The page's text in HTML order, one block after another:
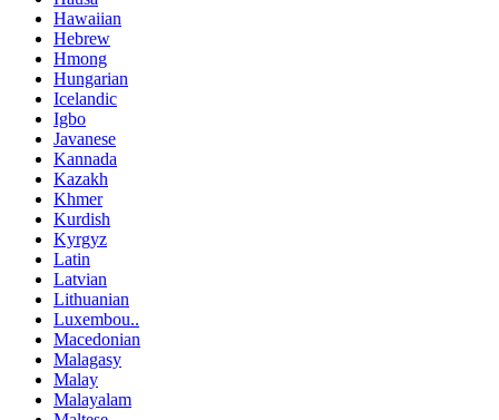
Hawaiian
Hebrew
Hmong
Hungarian
Icelandic
Igbo
Javanese
Kannada
Kazakh
Khmer
Kurdish
Kyrgyz
Latin
Latvian
Lithuanian
Luxembou..
Macedonian
Malagasy
Malay
Malayalam